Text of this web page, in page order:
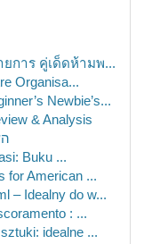
การ คู่เด็ดห้ามพ...
Organisa...
Newbie’s...
& Analysis
Buku ...
for American ...
– Idealny do w...
: ...
idealne ...